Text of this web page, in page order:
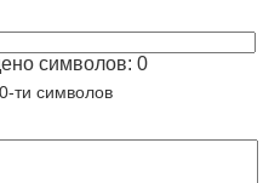
символов: 0
ти символов